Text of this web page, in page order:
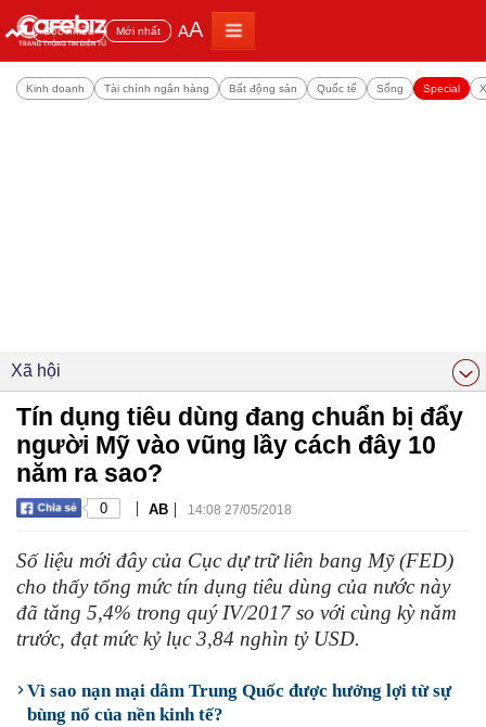
Đọc nhiều Mới nhất AA
Kinh doanh Tài chính ngân hàng Bất động sản Quốc tế Sống Special
Xã hội
Tín dụng tiêu dùng đang chuẩn bị đẩy
người Mỹ vào vũng lầy cách đây 10
năm ra sao?
0 | AB | 14:08 27/05/2018
Số liệu mới đây của Cục dự trữ liên bang Mỹ (FED)
cho thấy tổng mức tín dụng tiêu dùng của nước này
đã tăng 5,4% trong quý IV/2017 so với cùng kỳ năm
trước, đạt mức kỷ lục 3,84 nghìn tỷ USD.
Vì sao nạn mại dâm Trung Quốc được hưởng lợi từ sự
bùng nổ của nền kinh tế?